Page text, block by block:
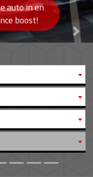
auto in en
boost!